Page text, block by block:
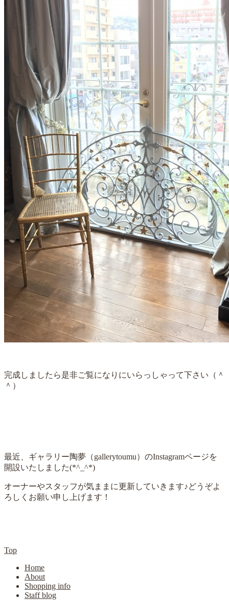
完成しましたら是非ご覧になりにいらっしゃって下さい（＾
＾）
最近、ギャラリー陶夢（gallerytoumu）のInstagramページを
開設いたしました(*^_^*)
オーナーやスタッフが気ままに更新していきます♪どうぞよ
ろしくお願い申し上げます！
Top
Home
About
Shopping info
Staff blog